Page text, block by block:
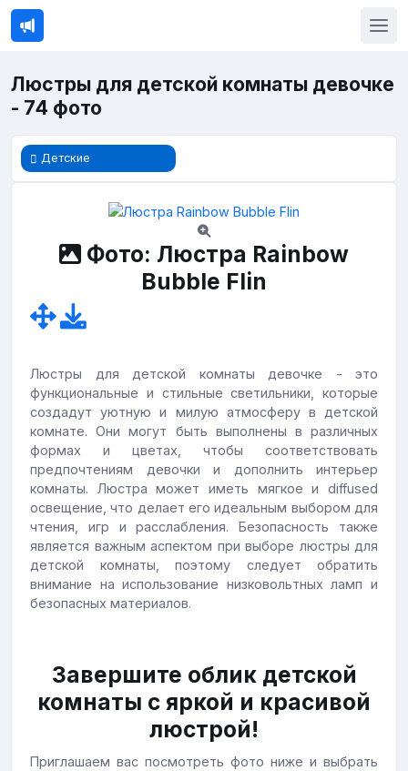
Люстры для детской комнаты девочке
- 74 фото
Детские
Фото: Люстра Rainbow
Bubble Flin
Люстры для детской комнаты девочке - это
функциональные и стильные светильники, которые
создадут уютную и милую атмосферу в детской
комнате. Они могут быть выполнены в различных
формах и цветах, чтобы соответствовать
предпочтениям девочки и дополнить интерьер
комнаты. Люстра может иметь мягкое и diffused
освещение, что делает его идеальным выбором для
чтения, игр и расслабления. Безопасность также
является важным аспектом при выборе люстры для
детской комнаты, поэтому следует обратить
внимание на использование низковольтных ламп и
безопасных материалов.
Завершите облик детской
комнаты с яркой и красивой
люстрой!
Приглашаем вас посмотреть фото ниже и выбрать